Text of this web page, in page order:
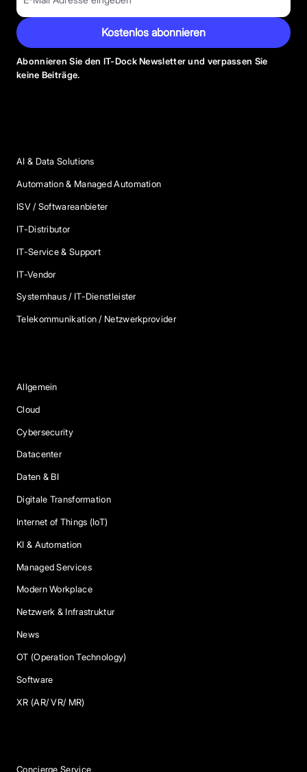
Kostenlos abonnieren
Abonnieren Sie den IT-Dock Newsletter und verpassen Sie
keine Beiträge.
AI & Data Solutions
Automation & Managed Automation
ISV / Softwareanbieter
IT-Distributor
IT-Service & Support
IT-Vendor
Systemhaus / IT-Dienstleister
Telekommunikation / Netzwerkprovider
Allgemein
Cloud
Cybersecurity
Datacenter
Daten & BI
Digitale Transformation
Internet of Things (IoT)
KI & Automation
Managed Services
Modern Workplace
Netzwerk & Infrastruktur
News
OT (Operation Technology)
Software
XR (AR/ VR/ MR)
Concierge Service